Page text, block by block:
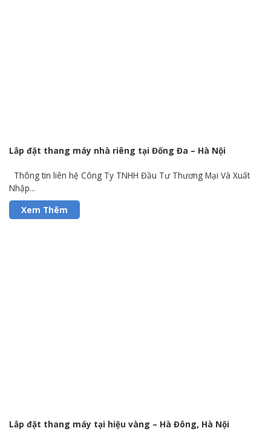
Lắp đặt thang máy nhà riêng tại Đống Đa – Hà Nội
Thông tin liên hệ Công Ty TNHH Đầu Tư Thương Mại Và Xuất
Nhập...
Lắp đặt thang máy tại hiệu vàng – Hà Đông, Hà Nội